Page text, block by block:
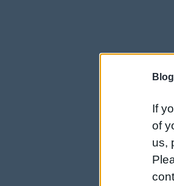
If
of
us,